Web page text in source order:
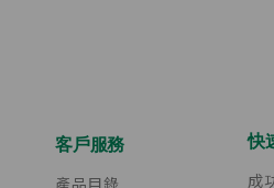
客戶服務
產品目錄
快
成